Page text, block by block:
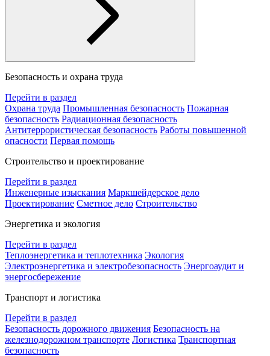
Безопасность и охрана труда
Перейти в раздел
Охрана труда Промышленная безопасность Пожарная
безопасность Радиационная безопасность
Антитеррористическая безопасность Работы повышенной
опасности Первая помощь
Строительство и проектирование
Перейти в раздел
Инженерные изыскания Маркшейдерское дело
Проектирование Сметное дело Строительство
Энергетика и экология
Перейти в раздел
Теплоэнергетика и теплотехника Экология
Электроэнергетика и электробезопасность Энергоаудит и
энергосбережение
Транспорт и логистика
Перейти в раздел
Безопасность дорожного движения Безопасность на
железнодорожном транспорте Логистика Транспортная
безопасность